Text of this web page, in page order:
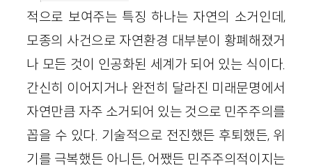
적으로 보여주는 특징 하나는 자연의 소거인데,
모종의 사건으로 자연환경 대부분이 황폐해졌거
나 모든 것이 인공화된 세계가 되어 있는 식이다.
간신히 이어지거나 완전히 달라진 미래문명에서
자연만큼 자주 소거되어 있는 것으로 민주주의를
꼽을 수 있다. 기술적으로 전진했든 후퇴했든, 위
기를 극복했든 아니든, 어쨌든 민주주의적이지는